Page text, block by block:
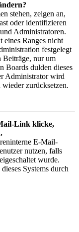
stehen, zeigen an,
oder identifizieren
Administratoren.
eines Ranges nicht
festgelegt
Beiträge, nur um
Boards dulden dieses
Administrator wird
zurücksetzen.
Link klicke,
E-Mail-
nutzen, falls
wurde.
Systems durch